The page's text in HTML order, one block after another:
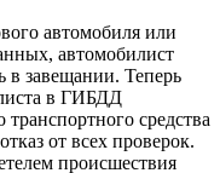
автомобиля или
автомобилист
в завещании. Теперь
в ГИБДД
средства
от всех проверок.
происшествия